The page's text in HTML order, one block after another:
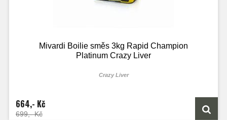
Mivardi Boilie směs 3kg Rapid Champion
Platinum Crazy Liver
Crazy Liver
664,- Kč
699,- Kč